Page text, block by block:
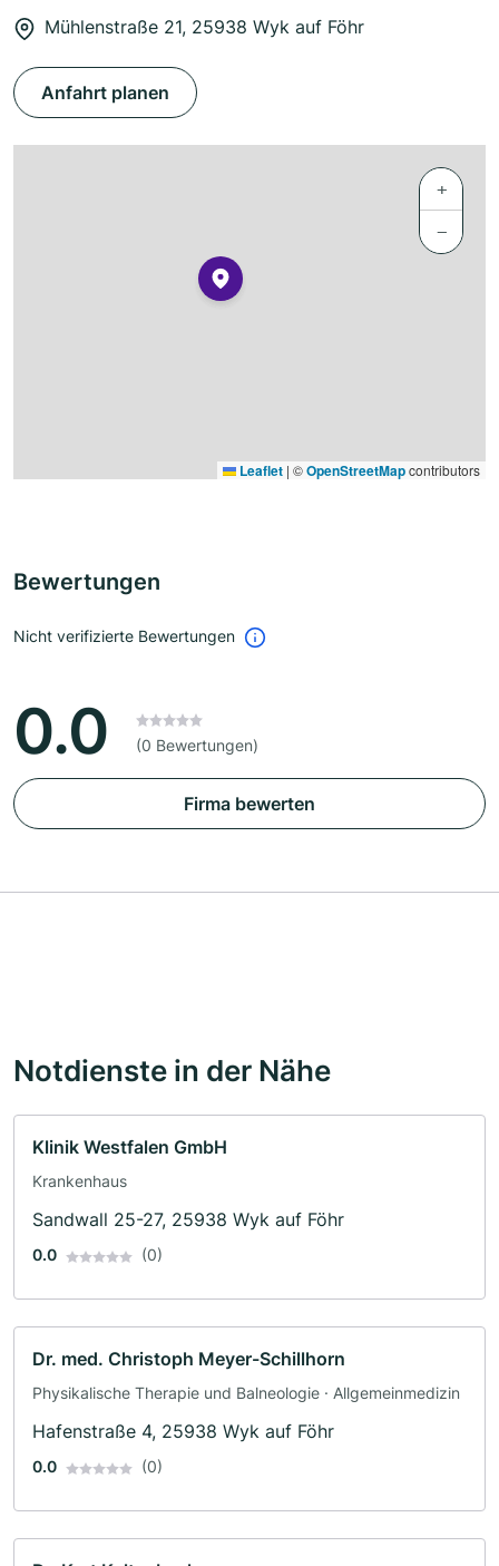
Mühlenstraße 21, 25938 Wyk auf Föhr
Anfahrt planen
+
−
Leaflet | ©OpenStreetMapcontributors
Bewertungen
Nicht verifizierte Bewertungen
0.0 (0 Bewertungen)
Firma bewerten
Notdienste in der Nähe
Klinik Westfalen GmbH
Krankenhaus
Sandwall 25-27, 25938 Wyk auf Föhr
0.0 (0)
Dr. med. Christoph Meyer-Schillhorn
Physikalische Therapie und Balneologie · Allgemeinmedizin
Hafenstraße 4, 25938 Wyk auf Föhr
0.0 (0)